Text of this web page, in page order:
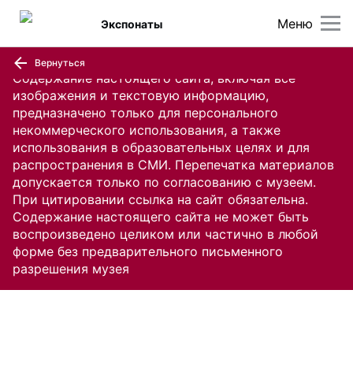
Содержание настоящего сайта, включая все
изображения и текстовую информацию,
предназначено только для персонального
некоммерческого использования, а также
использования в образовательных целях и для
распространения в СМИ. Перепечатка материалов
допускается только по согласованию с музеем.
При цитировании ссылка на сайт обязательна.
Содержание настоящего сайта не может быть
воспроизведено целиком или частично в любой
форме без предварительного письменного
разрешения музея
Меню
Экспонаты
Вернуться